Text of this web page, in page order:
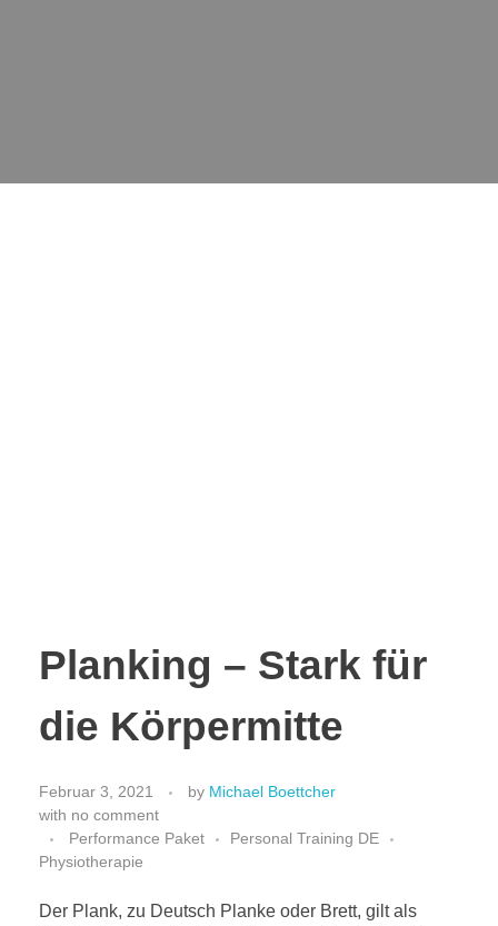
Planking – Stark für
die Körpermitte
Februar 3, 2021 by Michael Boettcher
with no comment
Performance Paket
Personal Training DE
Physiotherapie
Der Plank, zu Deutsch Planke oder Brett, gilt als